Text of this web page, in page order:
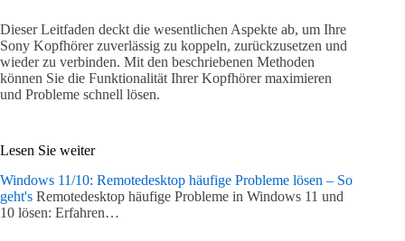
Dieser Leitfaden deckt die wesentlichen Aspekte ab, um Ihre
Sony Kopfhörer zuverlässig zu koppeln, zurückzusetzen und
wieder zu verbinden. Mit den beschriebenen Methoden
können Sie die Funktionalität Ihrer Kopfhörer maximieren
und Probleme schnell lösen.
Lesen Sie weiter
Windows 11/10: Remotedesktop häufige Probleme lösen – So
geht's Remotedesktop häufige Probleme in Windows 11 und
10 lösen: Erfahren…